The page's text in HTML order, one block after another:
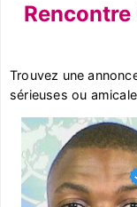
Rencontre
Trouvez une
sérieuses ou